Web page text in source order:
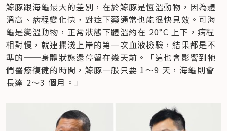
鯨豚跟海龜最大的差別，在於鯨豚是恆溫動物，因為體
溫高、病程變化快，對症下藥通常也能很快見效。可海
龜是變溫動物，正常狀態下體溫約在 20°C 上下，病程
相對慢，就連擱淺上岸的第一次血液檢驗，結果都是不
準的──身體狀態還停留在幾天前。「這也會影響到牠
們醫療復健的時間，鯨豚一般只要 1～9 天，海龜則會
長達 2～3 個月。」